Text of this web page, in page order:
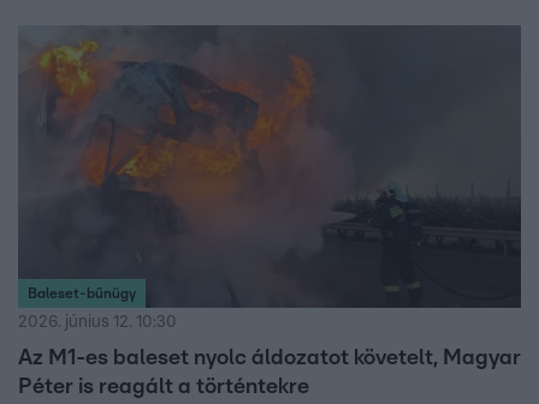
Baleset-bűnügy
2026. június 12. 10:30
Az M1-es baleset nyolc áldozatot követelt, Magyar
Péter is reagált a történtekre